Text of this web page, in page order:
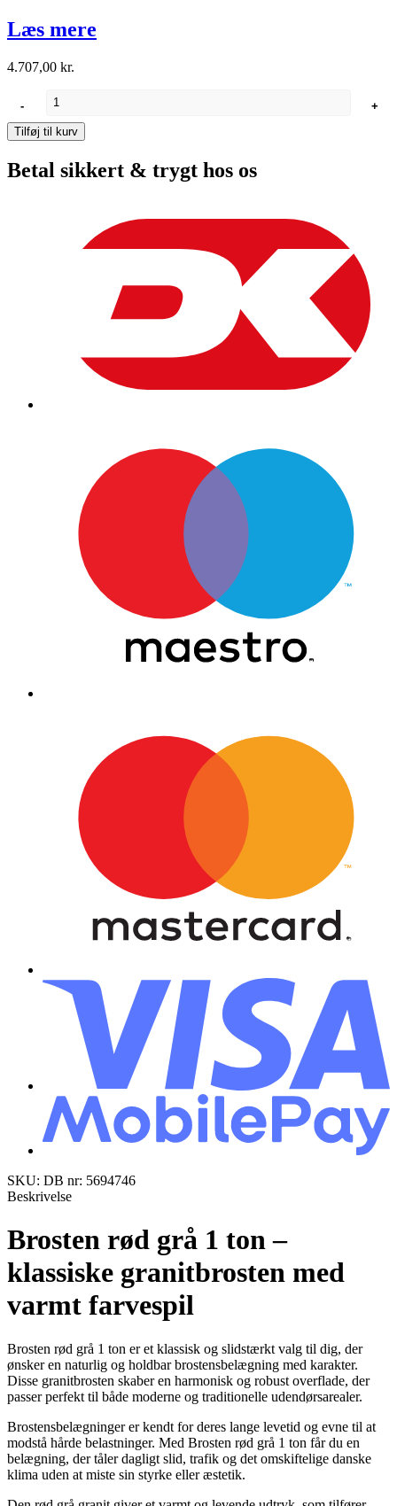
Læs mere
4.707,00 kr.
rød
grå
1
ton
antal
-
+
Tilføj til kurv
Betal sikkert & trygt hos os
SKU: DB nr: 5694746
Beskrivelse
Brosten rød grå 1 ton –
klassiske granitbrosten med
varmt farvespil
Brosten rød grå 1 ton er et klassisk og slidstærkt valg til dig, der
ønsker en naturlig og holdbar brostensbelægning med karakter.
Disse granitbrosten skaber en harmonisk og robust overflade, der
passer perfekt til både moderne og traditionelle udendørsarealer.
Brostensbelægninger er kendt for deres lange levetid og evne til at
modstå hårde belastninger. Med Brosten rød grå 1 ton får du en
belægning, der tåler dagligt slid, trafik og det omskiftelige danske
klima uden at miste sin styrke eller æstetik.